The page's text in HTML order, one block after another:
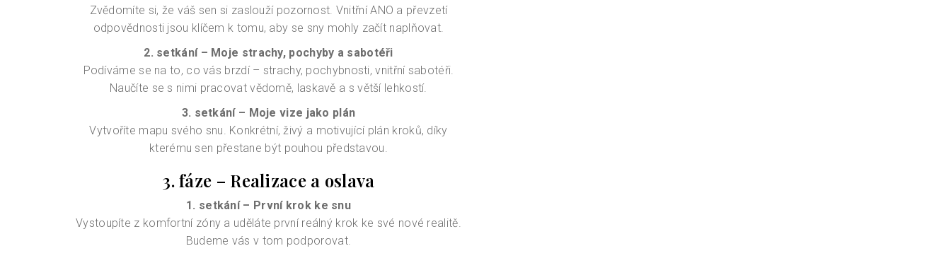
Zvědomíte si, že váš sen si zaslouží pozornost. Vnitřní ANO a převzetí
odpovědnosti jsou klíčem k tomu, aby se sny mohly začít naplňovat.
2. setkání – Moje strachy, pochyby a sabotéři
Podíváme se na to, co vás brzdí – strachy, pochybnosti, vnitřní sabotéři.
Naučíte se s nimi pracovat vědomě, laskavě a s větší lehkostí.
3. setkání – Moje vize jako plán
Vytvoříte mapu svého snu. Konkrétní, živý a motivující plán kroků, díky
kterému sen přestane být pouhou představou.
3. fáze – Realizace a oslava
1. setkání – První krok ke snu
Vystoupíte z komfortní zóny a uděláte první reálný krok ke své nové realitě.
Budeme vás v tom podporovat.